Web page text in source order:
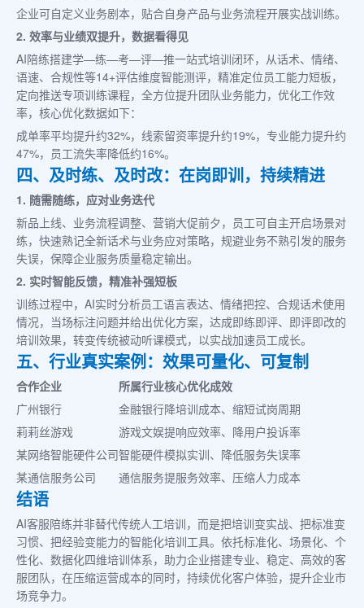
企业可自定义业务剧本，贴合自身产品与业务流程开展实战训练。
2. 效率与业绩双提升，数据看得见
AI陪练搭建学—练—考—评—推一站式培训闭环，从话术、情绪、
语速、合规性等14+评估维度智能测评，精准定位员工能力短板，
定向推送专项训练课程，全方位提升团队业务能力，优化工作效
率，核心优化数据如下：
成单率平均提升约32%，线索留资率提升约19%，专业能力提升约
47%，员工流失率降低约16%。
四、及时练、及时改：在岗即训，持续精进
1. 随需随练，应对业务迭代
新品上线、业务流程调整、营销大促前夕，员工可自主开启场景对
练，快速熟记全新话术与业务应对策略，规避业务不熟引发的服务
失误，保障企业服务质量稳定输出。
2. 实时智能反馈，精准补强短板
训练过程中，AI实时分析员工语言表达、情绪把控、合规话术使用
情况，当场标注问题并给出优化方案，达成即练即评、即评即改的
培训效果，转变传统被动听课模式，以实战加速员工成长。
五、行业真实案例：效果可量化、可复制
合作企业 所属行业核心优化成效
广州银行
金融银行降培训成本、缩短试岗周期
莉莉丝游戏
游戏文娱提响应效率、降用户投诉率
某网络智能硬件公司智能硬件模拟实训、降低服务失误率
某通信服务公司
通信服务提服务效率、压缩人力成本
结语
AI客服陪练并非替代传统人工培训，而是把培训变实战、把标准变
习惯、把经验变能力的智能化培训工具。依托标准化、场景化、个
性化、数据化四维培训体系，助力企业搭建专业、稳定、高效的客
服团队，在压缩运营成本的同时，持续优化客户体验，提升企业市
场竞争力。